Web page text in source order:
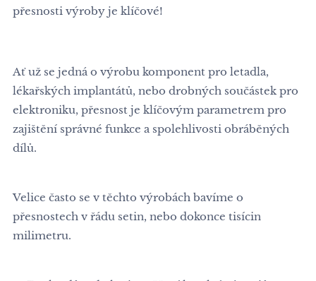
přesnosti výroby je klíčové!
Ať už se jedná o výrobu komponent pro letadla,
lékařských implantátů, nebo drobných součástek pro
elektroniku, přesnost je klíčovým parametrem pro
zajištění správné funkce a spolehlivosti obráběných
dílů. 🛫🦿
Velice často se v těchto výrobách bavíme o
přesnostech v řádu setin, nebo dokonce tisícin
milimetru. 🔬